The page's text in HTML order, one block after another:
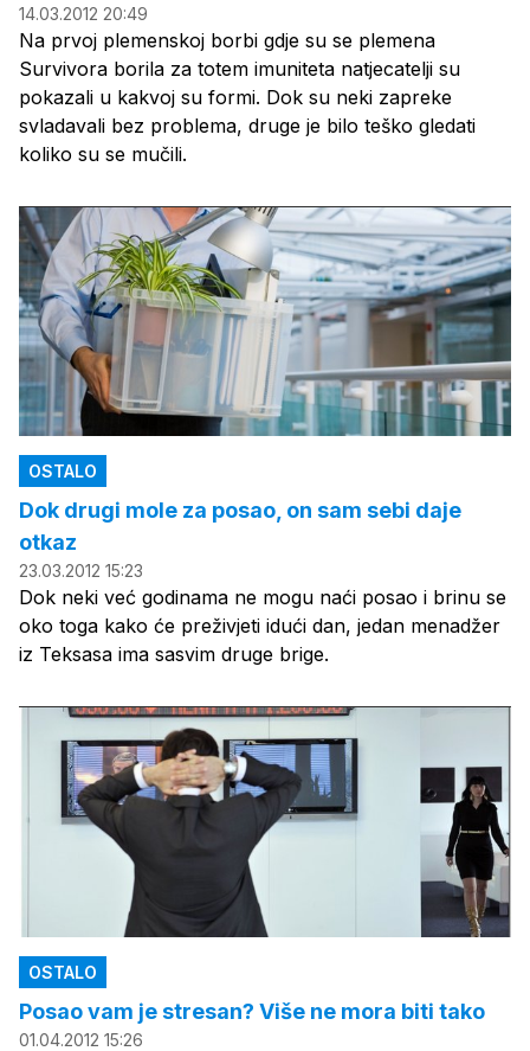
14.03.2012 20:49
Na prvoj plemenskoj borbi gdje su se plemena
Survivora borila za totem imuniteta natjecatelji su
pokazali u kakvoj su formi. Dok su neki zapreke
svladavali bez problema, druge je bilo teško gledati
koliko su se mučili.
OSTALO
Dok drugi mole za posao, on sam sebi daje
otkaz
23.03.2012 15:23
Dok neki već godinama ne mogu naći posao i brinu se
oko toga kako će preživjeti idući dan, jedan menadžer
iz Teksasa ima sasvim druge brige.
OSTALO
Posao vam je stresan? Više ne mora biti tako
01.04.2012 15:26